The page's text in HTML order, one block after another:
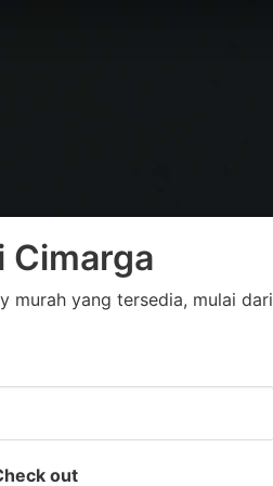
Cimarga
murah yang tersedia, mulai dari
out